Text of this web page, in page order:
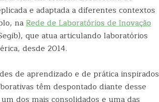
e adaptada a diferentes contextos
naRede de Laboratórios de Inovação
que atua articulando laboratórios
desde 2014.
de aprendizado e de prática inspirados
têm despontado diante desse